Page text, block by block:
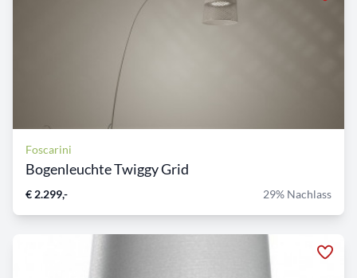
Foscarini
Bogenleuchte Twiggy Grid
€ 2.299,- 29% Nachlass